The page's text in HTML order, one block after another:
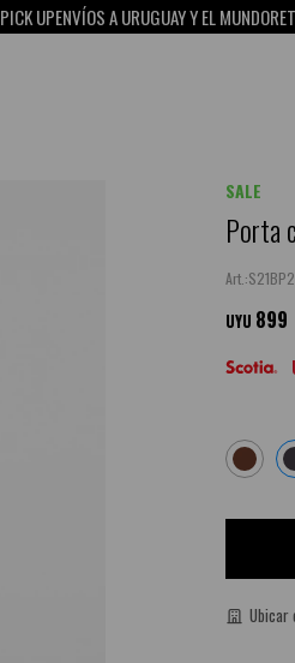
ENVÍOS A URUGUAY Y EL MUNDORETIRO
SALE
Porta
S21BP2
UYU 899
Ubicar